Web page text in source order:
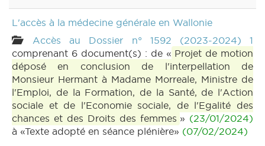
L'accès à la médecine générale en Wallonie
Accès au Dossier n° 1592 (2023-2024) 1
comprenant 6 document(s) : de « Projet de motion
déposé en conclusion de l'interpellation de
Monsieur Hermant à Madame Morreale, Ministre de
l'Emploi, de la Formation, de la Santé, de l'Action
sociale et de l'Economie sociale, de l'Egalité des
chances et des Droits des femmes » (23/01/2024)
à «Texte adopté en séance plénière» (07/02/2024)